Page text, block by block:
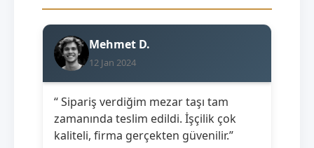
Mehmet D.
12 Jan 2024
“ Sipariş verdiğim mezar taşı tam
zamanında teslim edildi. İşçilik çok
kaliteli, firma gerçekten güvenilir.”